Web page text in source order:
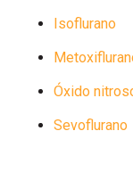
Isoflurano
Óxido
Sevoflurano